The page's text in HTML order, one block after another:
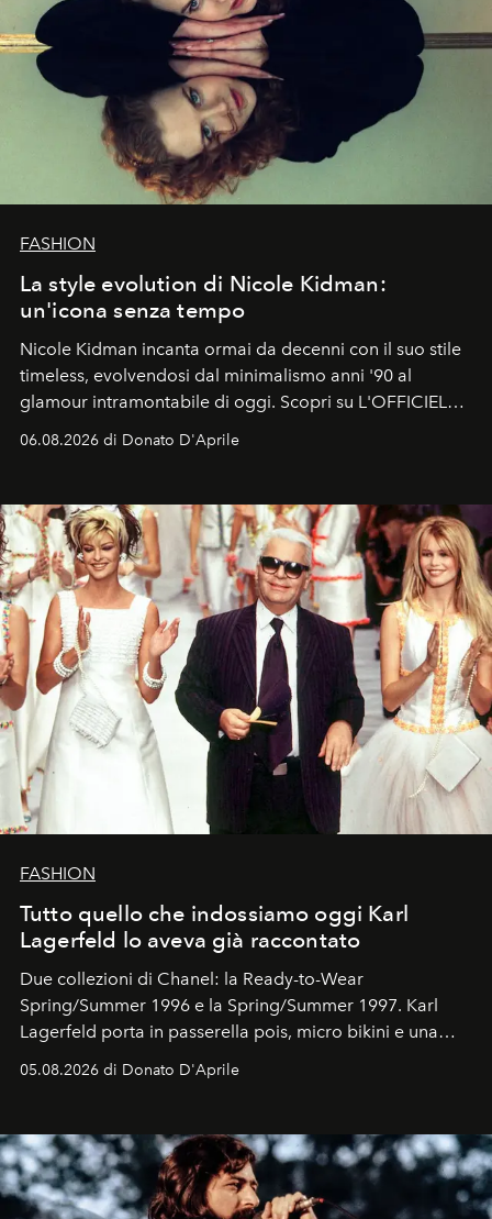
FASHION
La style evolution di Nicole Kidman:
un'icona senza tempo
Nicole Kidman incanta ormai da decenni con il suo stile
timeless, evolvendosi dal minimalismo anni '90 al
glamour intramontabile di oggi. Scopri su L'OFFICIEL
Italia la sua style evolution.
06.08.2026 di Donato D'Aprile
FASHION
Tutto quello che indossiamo oggi Karl
Lagerfeld lo aveva già raccontato
Due collezioni di Chanel: la Ready-to-Wear
Spring/Summer 1996 e la Spring/Summer 1997. Karl
Lagerfeld porta in passerella pois, micro bikini e una
logomania pensata per la spiaggia
Kate, Claudia e Carla una dietro l'altra. Trent'anni dopo,
uno dei documenti più contemporanei che abbiamo.
05.08.2026 di Donato D'Aprile